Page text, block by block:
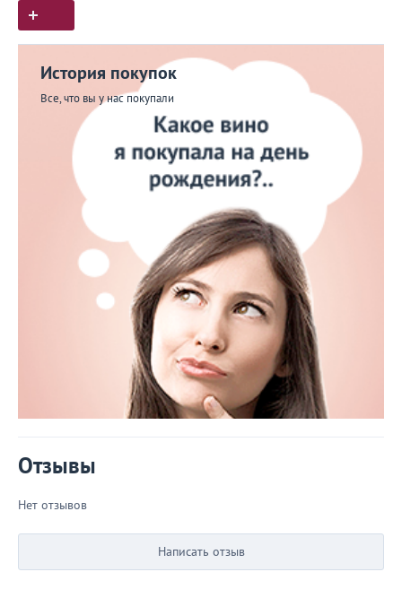
История покупок
Все, что вы у нас покупали
Отзывы
Нет отзывов
Написать отзыв